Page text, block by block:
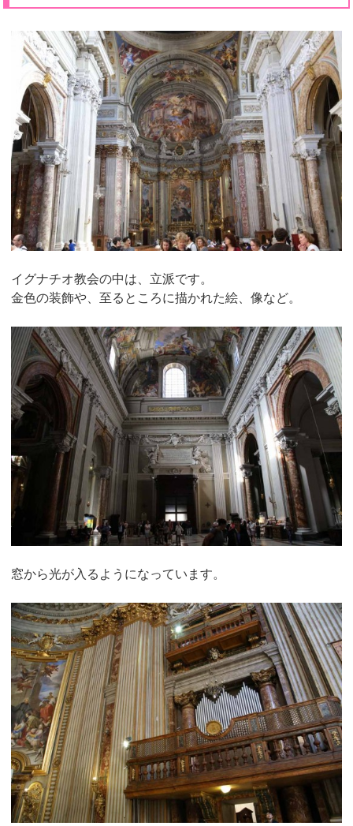
イグナチオ教会の中は、立派です。
金色の装飾や、至るところに描かれた絵、像など。
窓から光が入るようになっています。